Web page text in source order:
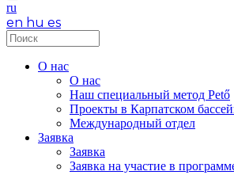
ru
en hu es
О нас
О нас
Наш специальный метод Pető
Проекты в Карпатском
Международный отдел
Заявка
Заявка
Заявка на участие в